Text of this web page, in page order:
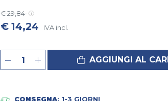
€ 29,84
€ 14,24 IVA incl.
AGGIUNGI AL
CONSEGNA: 1-3 GIORNI